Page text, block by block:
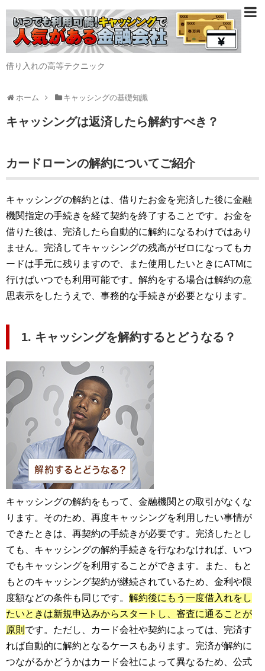
借り入れの高等テクニック
ホーム キャッシングの基礎知識
キャッシングは返済したら解約すべき？
カードローンの解約についてご紹介
キャッシングの解約とは、借りたお金を完済した後に金融
機関指定の手続きを経て契約を終了することです。お金を
借りた後は、完済したら自動的に解約になるわけではあり
ません。完済してキャッシングの残高がゼロになってもカ
ードは手元に残りますので、また使用したいときにATMに
行けばいつでも利用可能です。解約をする場合は解約の意
思表示をしたうえで、事務的な手続きが必要となります。
1. キャッシングを解約するとどうなる？
キャッシングの解約をもって、金融機関との取引がなくな
ります。そのため、再度キャッシングを利用したい事情が
できたときは、再契約の手続きが必要です。完済したとし
ても、キャッシングの解約手続きを行なわなければ、いつ
でもキャッシングを利用することができます。また、もと
もとのキャッシング契約が継続されているため、金利や限
度額などの条件も同じです。 解約後にもう一度借入れをし
たいときは新規申込みからスタートし、審査に通ることが
原則 です。ただし、カード会社や契約によっては、完済す
れば自動的に解約となるケースもあります。完済が解約に
つながるかどうかはカード会社によって異なるため、公式